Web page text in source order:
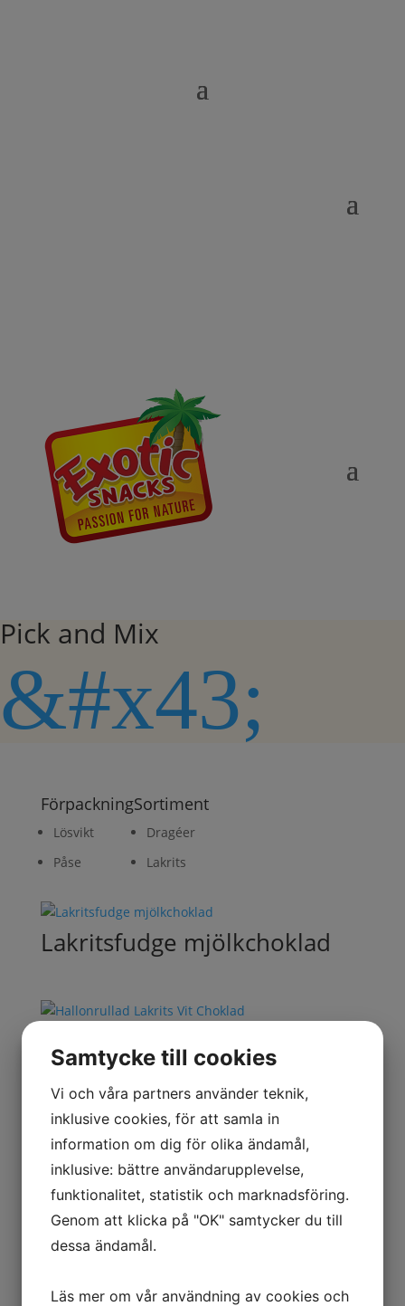
Pick and Mix
&#x43;
Förpackning
Lösvikt
Påse
Sortiment
Dragéer
Lakrits
Lakritsfudge mjölkchoklad
Hallonrullad Lakrits Vit
Choklad
Lakrits Vit Choklad med
yoghurtsmak
Lakritsrullar Mjölkchoklad
Samtycke till cookies
Vi och våra partners använder teknik,
inklusive cookies, för att samla in
information om dig för olika ändamål,
inklusive: bättre användarupplevelse,
funktionalitet, statistik och marknadsföring.
Genom att klicka på "OK" samtycker du till
dessa ändamål.
Läs mer om vår användning av cookies och